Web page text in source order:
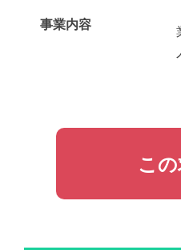
事業内容
こ